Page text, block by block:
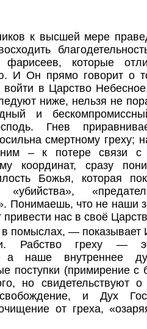
к высшей мере
которые
И Он прямо говорит о
войти в Царство
ниже, нельзя не
и
Гнев
смертному греху;
– к потере связи с
координат, сразу
Божья, которая
Понимаешь, что не наши
нас в своё
в помыслах, — показывает
Рабство греху —
а наше внутреннее
поступки (примирение с
но свидетельствуют
и Дух
от греха,